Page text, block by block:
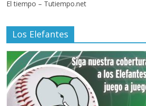
El tiempo – Tutiempo.net
Los Elefantes